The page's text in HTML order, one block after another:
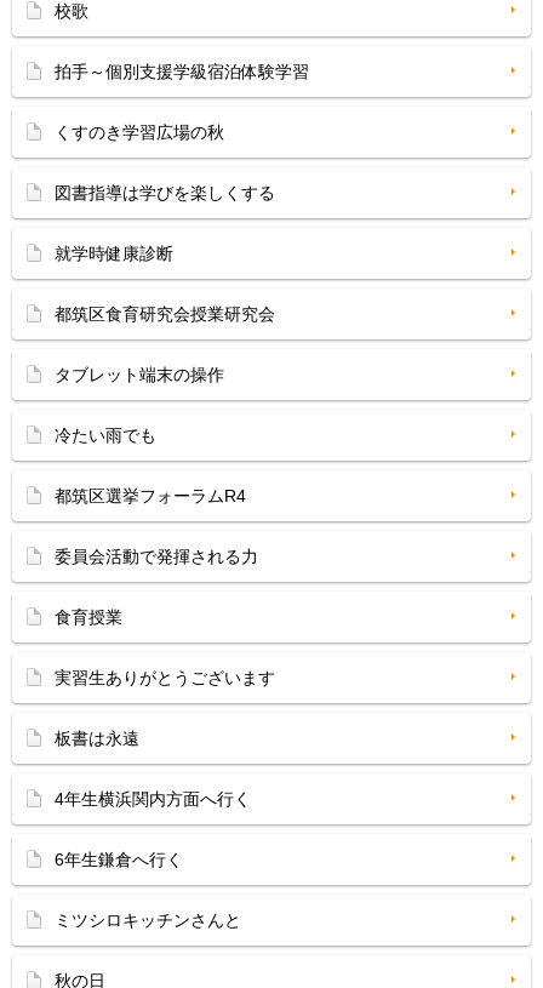
校歌
拍手～個別支援学級宿泊体験学習
くすのき学習広場の秋
図書指導は学びを楽しくする
就学時健康診断
都筑区食育研究会授業研究会
タブレット端末の操作
冷たい雨でも
都筑区選挙フォーラムR4
委員会活動で発揮される力
食育授業
実習生ありがとうございます
板書は永遠
4年生横浜関内方面へ行く
6年生鎌倉へ行く
ミツシロキッチンさんと
秋の日